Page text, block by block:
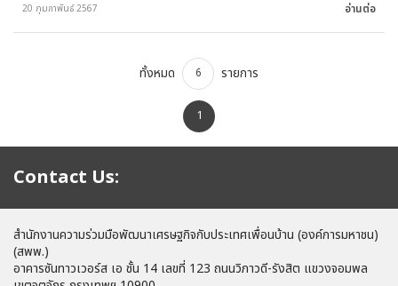
20 กุมภาพันธ์ 2567 อ่านต่อ
ทั้งหมด 6 รายการ
1
Contact Us:
สำนักงานความร่วมมือพัฒนาเศรษฐกิจกับประเทศเพื่อนบ้าน (องค์การมหาชน)
(สพพ.)
อาคารซันทาวเวอร์ส เอ ชั้น 14 เลขที่ 123 ถนนวิภาวดี-รังสิต แขวงจอมพล